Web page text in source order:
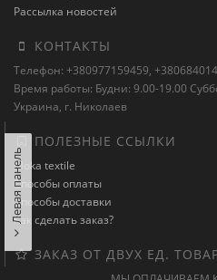
Рассылка новостей
КОНТАКТЫ
Телефон: +380977159459,
Время работы: Будни: 9.00-19.00
Украина, г. Николаев
ПОЛЕЗНЫЕ ССЫЛКИ
Moka textile
Способы оплаты
Способы доставки
Как сделать заказ?
ЗАКАЗ ОТ ДВУХ ЕД.
Левая панель